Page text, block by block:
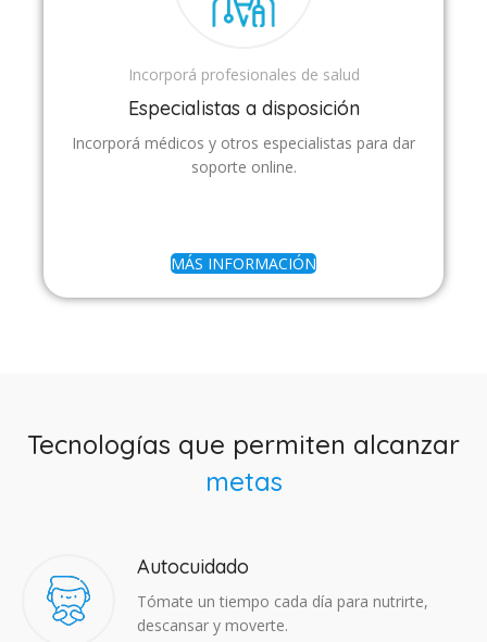
Incorporá profesionales de salud
Especialistas a disposición
Incorporá médicos y otros especialistas para dar
soporte online.
MÁS INFORMACIÓN
Tecnologías que permiten alcanzar
metas
Autocuidado
Tómate un tiempo cada día para nutrirte,
descansar y moverte.